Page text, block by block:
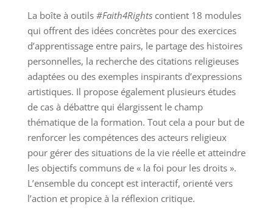
La boîte à outils #Faith4Rightscontient 18 modules
qui offrent des idées concrètes pour des exercices
d’apprentissage entre pairs, le partage des histoires
personnelles, la recherche des citations religieuses
adaptées ou des exemples inspirants d’expressions
artistiques. Il propose également plusieurs études
de cas à débattre qui élargissent le champ
thématique de la formation. Tout cela a pour but de
renforcer les compétences des acteurs religieux
pour gérer des situations de la vie réelle et atteindre
les objectifs communs de « la foi pour les droits ».
L’ensemble du concept est interactif, orienté vers
l’action et propice à la réflexion critique.